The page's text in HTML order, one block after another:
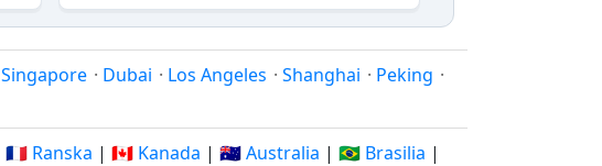
Singapore · Dubai · Los Angeles · Shanghai · Peking ·
🇫🇷 Ranska | 🇨🇦 Kanada | 🇦🇺 Australia | 🇧🇷 Brasilia |